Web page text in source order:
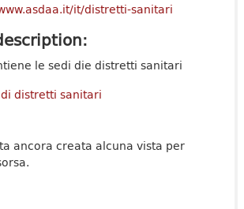
it/distretti-sanitari
le sedi die distretti sanitari
distretti sanitari
ancora creata alcuna vista per